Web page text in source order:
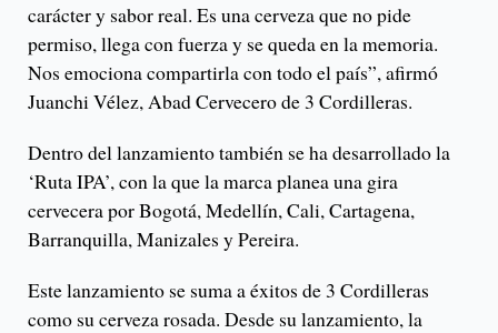
carácter y sabor real. Es una cerveza que no pide
permiso, llega con fuerza y se queda en la memoria.
Nos emociona compartirla con todo el país”, afirmó
Juanchi Vélez, Abad Cervecero de 3 Cordilleras.
Dentro del lanzamiento también se ha desarrollado la
‘Ruta IPA’, con la que la marca planea una gira
cervecera por Bogotá, Medellín, Cali, Cartagena,
Barranquilla, Manizales y Pereira.
Este lanzamiento se suma a éxitos de 3 Cordilleras
como su cerveza rosada. Desde su lanzamiento, la